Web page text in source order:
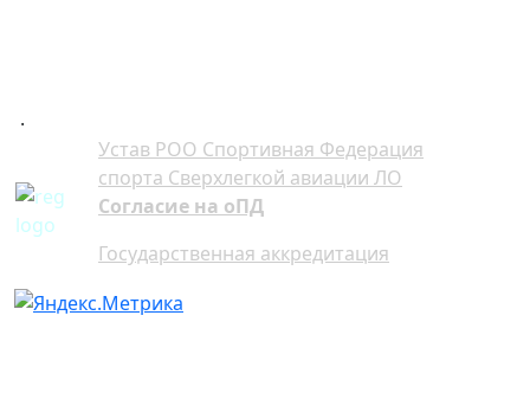
.
Устав РОО Спортивная Федерация
спорта Сверхлегкой авиации ЛО
Согласие на оПД
Государственная аккредитация